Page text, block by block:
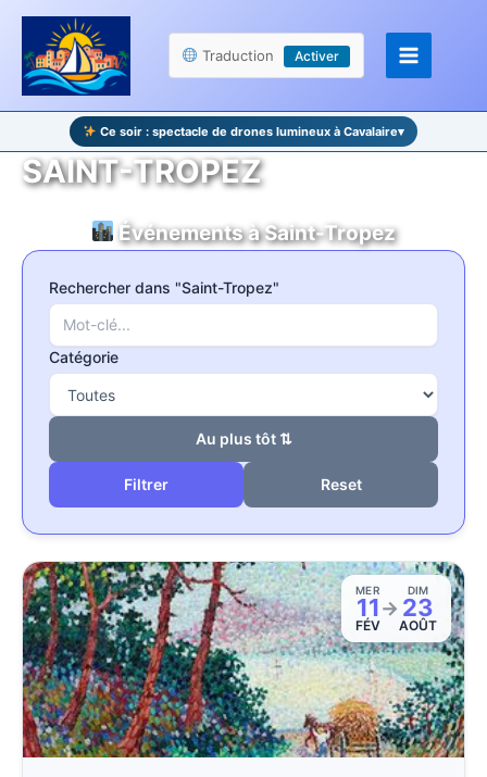
Panneau de gestion des cookies
Aller
contenu
Traduction Activer
Ce soir : spectacle de drones lumineux à Cavalaire▾
SAINT-TROPEZ
Événements à Saint-Tropez
Rechercher dans "Saint-Tropez"
Catégorie
Au plus tôt ⇅
Reset
MER
11
FÉV
→
DIM
23
AOÛT